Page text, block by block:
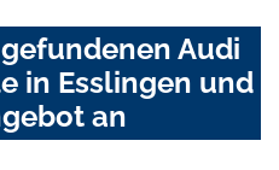
Audi
in Esslingen und
an